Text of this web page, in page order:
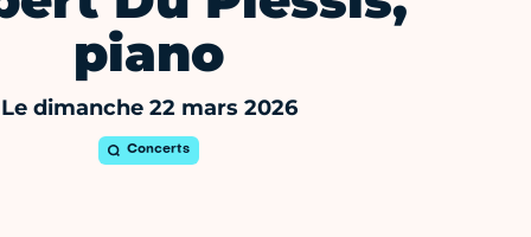
piano
Le dimanche 22 mars 2026
Concerts